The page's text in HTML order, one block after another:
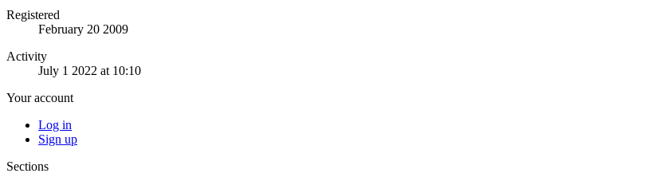
Registered
February 20 2009
Activity
July 1 2022 at 10:10
Your account
Log in
Sign up
Sections